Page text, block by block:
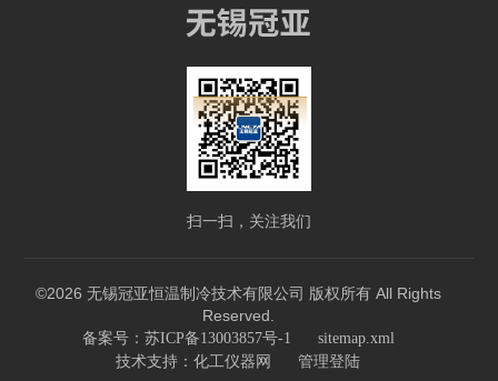
扫一扫，关注我们
©2026 无锡冠亚恒温制冷技术有限公司 版权所有 All Rights
Reserved.
备案号：苏ICP备13003857号-1 sitemap.xml
技术支持： 化工仪器网 管理登陆